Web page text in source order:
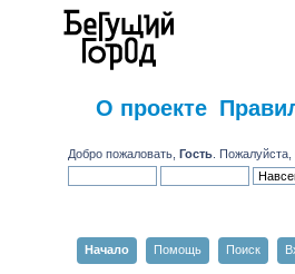
О проекте
Добро пожаловать,Гость . Пожалуйста,
Начало Помощь Поиск